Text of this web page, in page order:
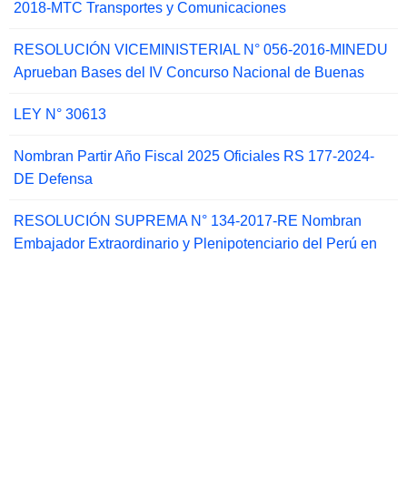
2018-MTC Transportes y Comunicaciones
RESOLUCIÓN VICEMINISTERIAL N° 056-2016-MINEDU
Aprueban Bases del IV Concurso Nacional de Buenas
LEY N° 30613
Nombran Partir Año Fiscal 2025 Oficiales RS 177-2024-
DE Defensa
RESOLUCIÓN SUPREMA N° 134-2017-RE Nombran
Embajador Extraordinario y Plenipotenciario del Perú en